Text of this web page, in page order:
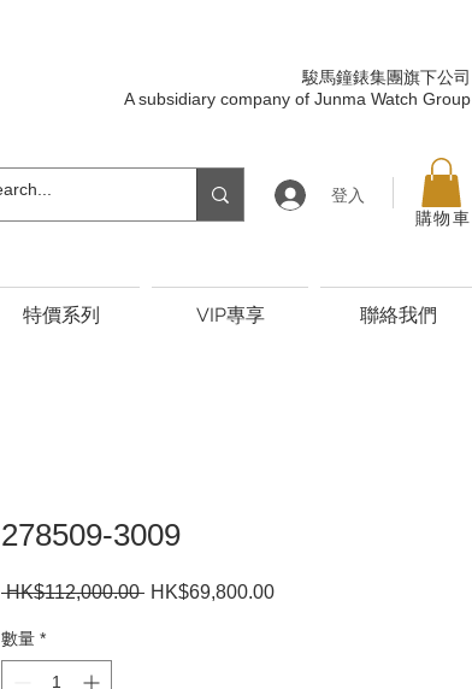
駿馬鐘錶集團旗下公司
A subsidiary company of Junma Watch Group
登入
購物車
特價系列 VIP專享 聯絡我們
278509-3009
HK$112,000.00 一HK$69,800.00促
數量 *